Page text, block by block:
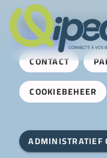
Qipeo © 2025 -Een
AireServices
CONTACT
COOKIEBEHEER
ADMINISTRATIEF